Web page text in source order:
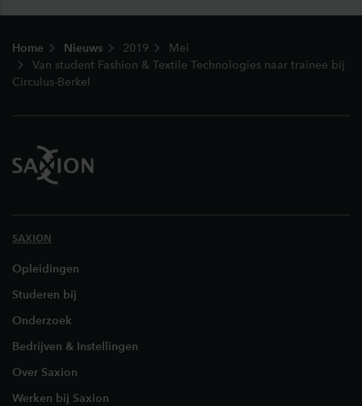
Home Nieuws 2019
Mei
Van student Fashion & Textile Technologies naar trainee bij
Circulus-Berkel
SAXION
Opleidingen
Studeren bij
Onderzoek
Bedrijven & Instellingen
Over Saxion
Werken bij Saxion